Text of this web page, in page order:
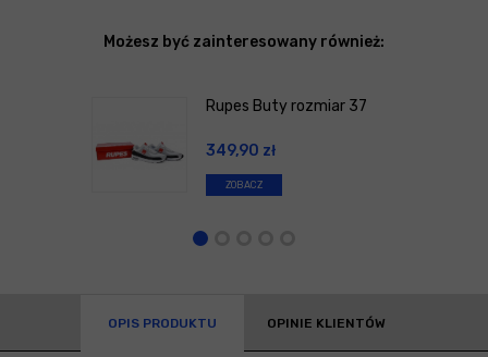
Możesz być zainteresowany również:
Rupes Buty rozmiar 37
349,90 zł
ZOBACZ
OPIS PRODUKTU OPINIE KLIENTÓW